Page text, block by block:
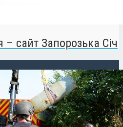
сайт Запорозька Січ